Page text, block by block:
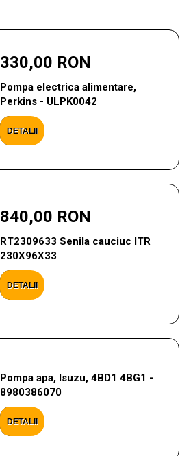
330,00 RON
Pompa electrica alimentare,
Perkins - ULPK0042
DETALII
840,00 RON
RT2309633 Senila cauciuc ITR
230X96X33
DETALII
Pompa apa, Isuzu, 4BD1 4BG1 -
8980386070
DETALII